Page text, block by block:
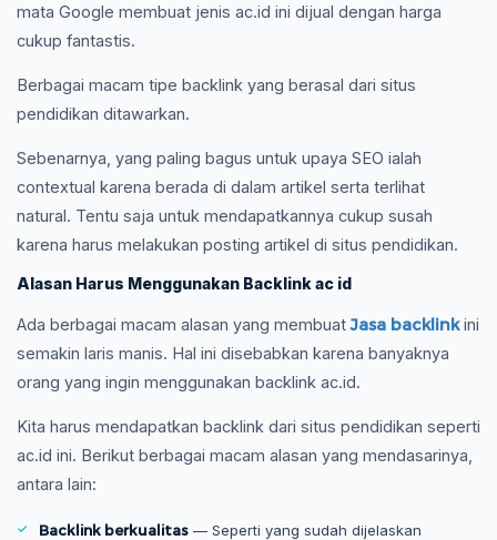
mata Google membuat jenis ac.id ini dijual dengan harga
cukup fantastis.
Berbagai macam tipe backlink yang berasal dari situs
pendidikan ditawarkan.
Sebenarnya, yang paling bagus untuk upaya SEO ialah
contextual karena berada di dalam artikel serta terlihat
natural. Tentu saja untuk mendapatkannya cukup susah
karena harus melakukan posting artikel di situs pendidikan.
Alasan Harus Menggunakan Backlink ac id
Ada berbagai macam alasan yang membuatJasa backlink ini
semakin laris manis. Hal ini disebabkan karena banyaknya
orang yang ingin menggunakan backlink ac.id.
Kita harus mendapatkan backlink dari situs pendidikan seperti
ac.id ini. Berikut berbagai macam alasan yang mendasarinya,
antara lain:
Backlink berkualitas — Seperti yang sudah dijelaskan